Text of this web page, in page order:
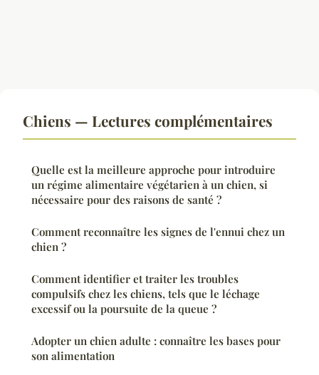
Chiens — Lectures complémentaires
Quelle est la meilleure approche pour introduire
un régime alimentaire végétarien à un chien, si
nécessaire pour des raisons de santé ?
Comment reconnaître les signes de l'ennui chez un
chien ?
Comment identifier et traiter les troubles
compulsifs chez les chiens, tels que le léchage
excessif ou la poursuite de la queue ?
Adopter un chien adulte : connaître les bases pour
son alimentation